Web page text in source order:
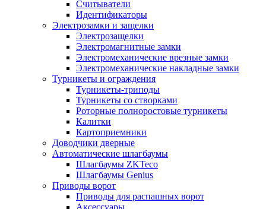
Считыватели
Идентификаторы
Электрозамки и защелки
Электрозащелки
Электромагнитные замки
Электромеханические врезные замки
Электромеханические накладные замки
Турникеты и ограждения
Турникеты-триподы
Турникеты со створками
Роторные полноростовые турникеты
Калитки
Картоприемники
Доводчики дверные
Автоматические шлагбаумы
Шлагбаумы ZKTeco
Шлагбаумы Genius
Приводы ворот
Приводы для распашных ворот
Аксессуары